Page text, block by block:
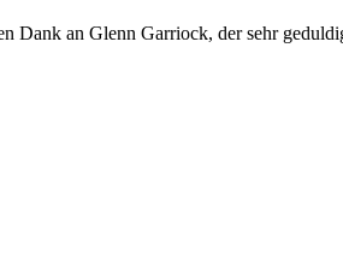
Dank an Glenn Garriock, der sehr